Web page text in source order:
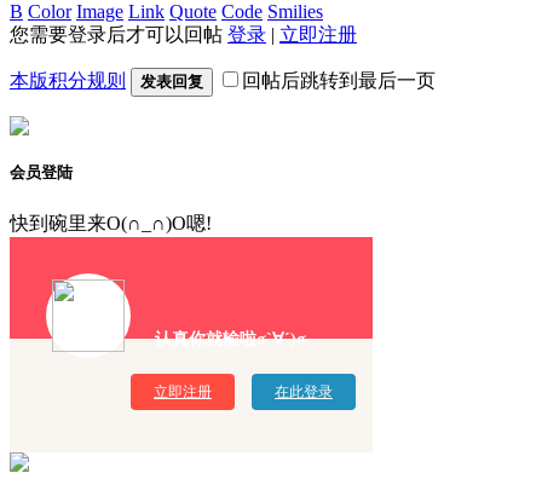
B Color Image Link Quote Code Smilies
您需要登录后才可以回帖 登录 | 立即注册
本版积分规则 发表回复 回帖后跳转到最后一页
会员登陆
快到碗里来O(∩_∩)O嗯!
认真你就输啦σ`∀´)σ
立即注册 在此登录